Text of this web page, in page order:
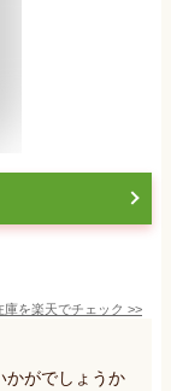
庫を楽天でチェック >>
がでしょうか